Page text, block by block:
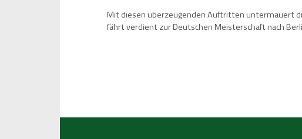
Mit diesen überzeugenden Auftritten untermauert
fährt verdient zur Deutschen Meisterschaft nach